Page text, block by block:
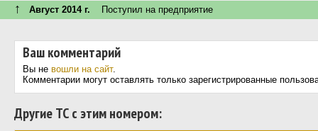
↑ Август 2014 г. Поступил на предприятие
Ваш комментарий
Вы не вошли на сайт.
Комментарии могут оставлять только зарегистрированные
Другие ТС с этим номером: